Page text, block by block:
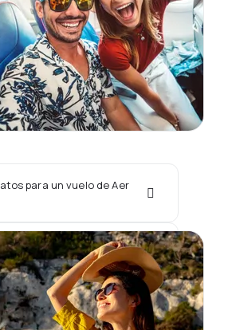
para un vuelo de Aer
de Aer Arann?